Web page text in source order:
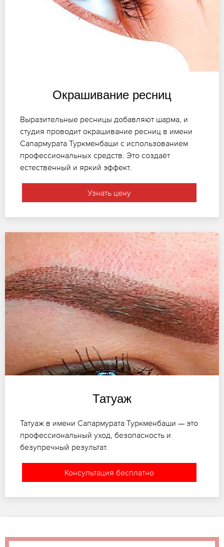
Окрашивание ресниц
Выразительные ресницы добавляют шарма, и
студия проводит окрашивание ресниц в имени
Сапармурата Туркменбаши с использованием
профессиональных средств. Это создаёт
естественный и яркий эффект.
Узнать цену
Татуаж
Татуаж в имени Сапармурата Туркменбаши — это
профессиональный уход, безопасность и
безупречный результат.
Консультация бесплатно